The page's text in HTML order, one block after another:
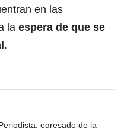
en las
la espera de que se
.
egresado de la